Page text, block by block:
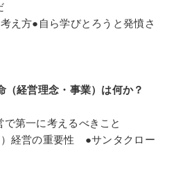
方●自ら学びとろうと発憤さ
（経営理念・事業）は何か？
一に考えるべきこと
営の重要性 ●サンタクロー